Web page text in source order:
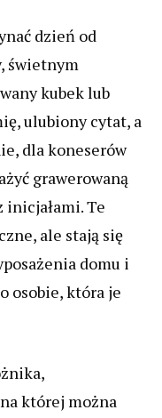
dzień od
świetnym
kubek lub
ulubiony cytat, a
dla koneserów
grawerowaną
Te
ale stają się
domu i
osobie, która je
której można